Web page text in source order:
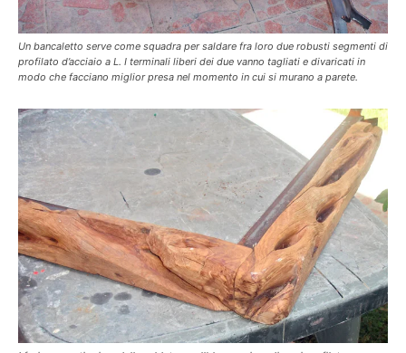
Un bancaletto serve come squadra per saldare fra loro due robusti segmenti di
profilato d’acciaio a L. I terminali liberi dei due vanno tagliati e divaricati in
modo che facciano miglior presa nel momento in cui si murano a parete.